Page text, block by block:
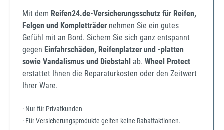
Mit dem Reifen24.de-Versicherungsschutz für Reifen,
Felgen und Kompletträder nehmen Sie ein gutes
Gefühl mit an Bord. Sichern Sie sich ganz entspannt
gegen Einfahrschäden, Reifenplatzer und -platten
sowie Vandalismus und Diebstahl ab. Wheel Protect
erstattet Ihnen die Reparaturkosten oder den Zeitwert
Ihrer Ware.
· Nur für Privatkunden
· Für Versicherungsprodukte gelten keine Rabattaktionen.